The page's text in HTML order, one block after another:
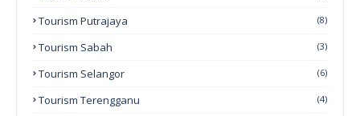
Tourism Putrajaya (8)
Tourism Sabah (3)
Tourism Selangor (6)
Tourism Terengganu (4)